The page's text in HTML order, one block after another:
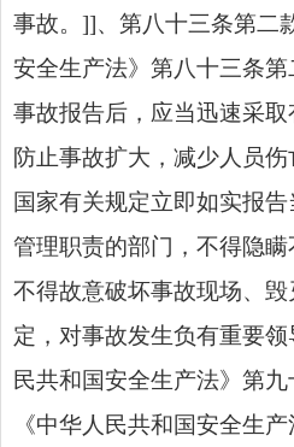
事故。]]、第八十三条第二
安全生产法》第八十三条
事故报告后，应当迅速采取
防止事故扩大，减少人员
国家有关规定立即如实报
管理职责的部门，不得隐瞒
不得故意破坏事故现场、
定，对事故发生负有重要
民共和国安全生产法》第
《中华人民共和国安全生